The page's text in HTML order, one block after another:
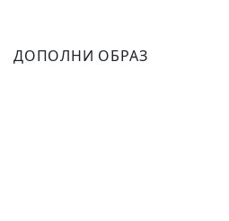
ДОПОЛНИ ОБРАЗ